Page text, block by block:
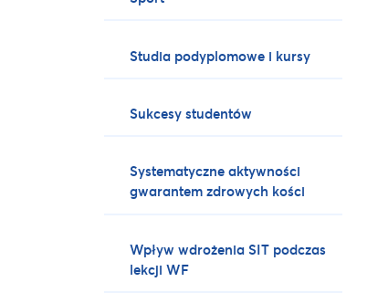
Studia podyplomowe i kursy
Sukcesy studentów
Systematyczne aktywności
gwarantem zdrowych kości
Wpływ wdrożenia SIT podczas
lekcji WF